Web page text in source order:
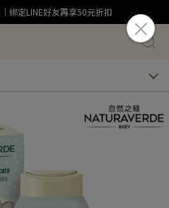
綁定LINE好友再享50元折扣